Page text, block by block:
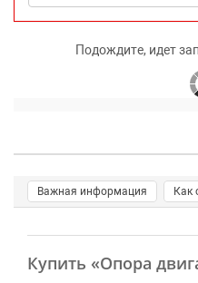
Подождите, идет
Важная информация Как
Купить «Опора